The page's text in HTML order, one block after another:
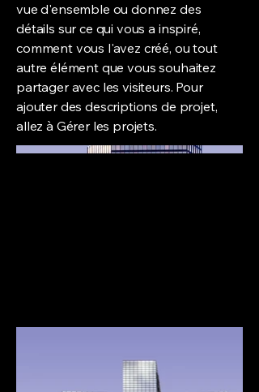
vue d'ensemble ou donnez des
détails sur ce qui vous a inspiré,
comment vous l'avez créé, ou tout
autre élément que vous souhaitez
partager avec les visiteurs. Pour
ajouter des descriptions de projet,
allez à Gérer les projets.